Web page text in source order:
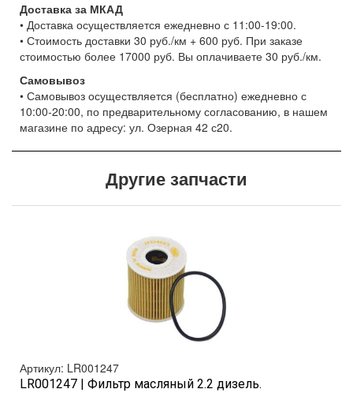
Доставка за МКАД
• Доставка осуществляется ежедневно с 11:00-19:00.
• Стоимость доставки 30 руб./км + 600 руб. При заказе
стоимостью более 17000 руб. Вы оплачиваете 30 руб./км.
Самовывоз
• Самовывоз осуществляется (бесплатно) ежедневно с
10:00-20:00, по предварительному согласованию, в нашем
магазине по адресу: ул. Озерная 42 с20.
Другие запчасти
Артикул: LR001247
LR001247 | Фильтр масляный 2.2 дизель.